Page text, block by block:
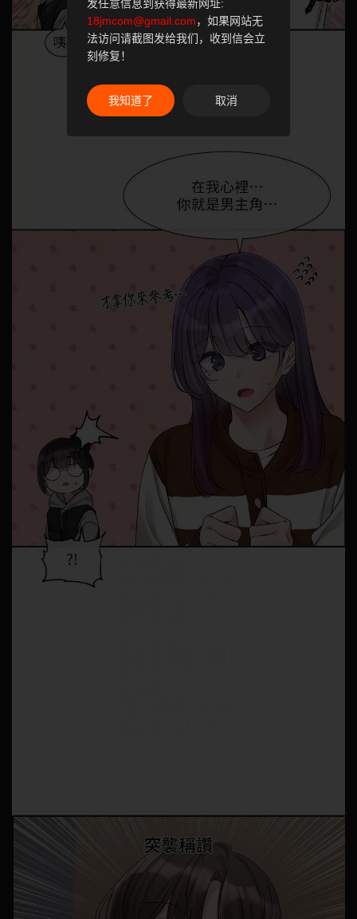
发任意信息到获得最新网址:
18jmcom@gmail.com，如果网站无
法访问请截图发给我们，收到信会立
刻修复！
我知道了 取消